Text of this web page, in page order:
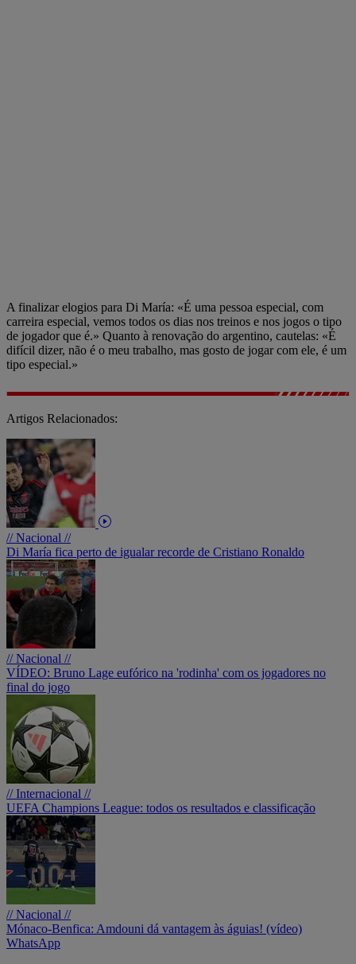
A finalizar elogios para Di María: «É uma pessoa especial, com
carreira especial, vemos todos os dias nos treinos e nos jogos o tipo
de jogador que é.» Quanto à renovação do argentino, cautelas: «É
difícil dizer, não é o meu trabalho, mas gosto de jogar com ele, é um
tipo especial.»
Artigos Relacionados:
// Nacional //
Di María fica perto de igualar recorde de Cristiano Ronaldo
// Nacional //
VÍDEO: Bruno Lage eufórico na 'rodinha' com os jogadores no
final do jogo
// Internacional //
UEFA Champions League: todos os resultados e classificação
// Nacional //
Mónaco-Benfica: Amdouni dá vantagem às águias! (vídeo)
WhatsApp